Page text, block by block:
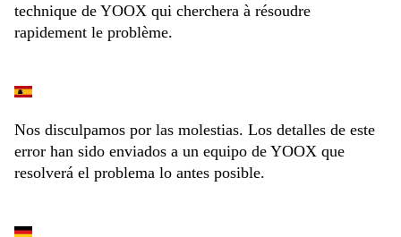
technique de YOOX qui cherchera à résoudre
rapidement le problème.
Nos disculpamos por las molestias. Los detalles de este
error han sido enviados a un equipo de YOOX que
resolverá el problema lo antes posible.